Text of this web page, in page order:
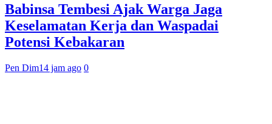
Babinsa Tembesi Ajak Warga Jaga
Keselamatan Kerja dan Waspadai
Potensi Kebakaran
Pen Dim14 jam ago 0